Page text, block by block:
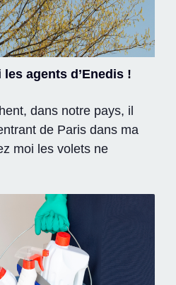
agents d’Enedis !
dans notre pays, il
de Paris dans ma
moi les volets ne